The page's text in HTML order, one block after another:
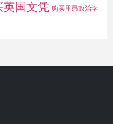
英国文凭 购买里昂政治学